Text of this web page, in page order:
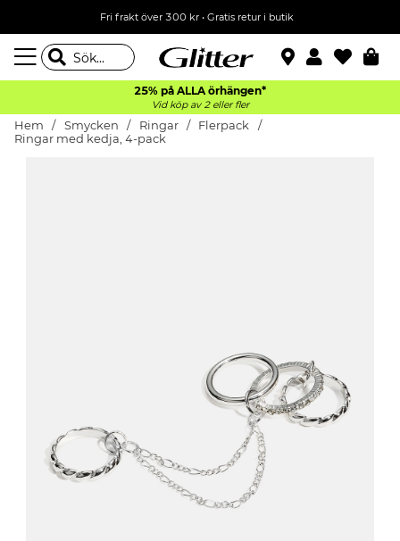
Fri frakt över 300 kr• Gratis retur i butik
25% på ALLA örhängen*
Vid köp av 2 eller fler
Hem Smycken Ringar
Flerpack
Ringar med kedja, 4-pack